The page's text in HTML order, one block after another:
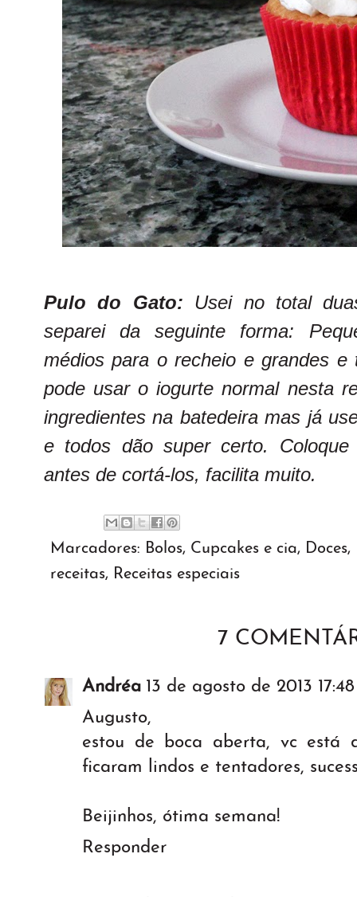
Pulo do Gato: Usei no total
separei da seguinte forma:
médios para o recheio e grandes
pode usar o iogurte normal nesta
ingredientes na batedeira mas já
e todos dão super certo.
antes de cortá-los, facilita muito.
Marcadores: Bolos, Cupcakes e cia, Doces,
receitas, Receitas especiais
7
Andréa 13 de agosto de 2013 17:48
Augusto,
estou de boca aberta, vc está
ficaram lindos e tentadores,
Beijinhos, ótima semana!
Responder